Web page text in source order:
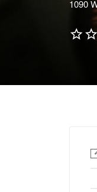
1090